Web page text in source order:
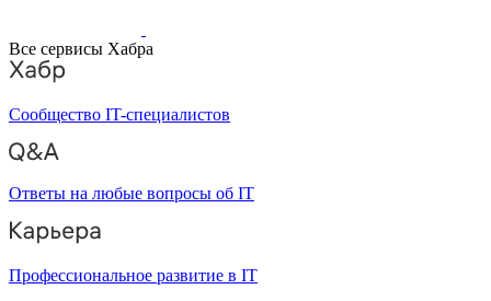
Все сервисы Хабра
Сообщество IT-специалистов
Ответы на любые вопросы об IT
Профессиональное развитие в IT